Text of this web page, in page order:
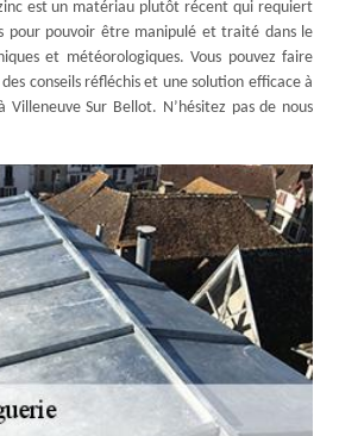
est un matériau plutôt récent qui requiert
pour pouvoir être manipulé et traité dans le
et météorologiques. Vous pouvez faire
conseils réfléchis et une solution efficace à
Villeneuve Sur Bellot. N’hésitez pas de nous